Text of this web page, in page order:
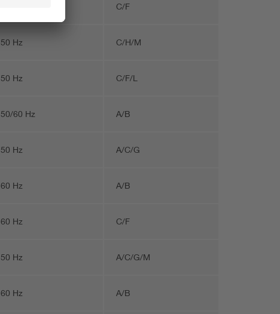
C/F
50 Hz C/H/M
50 Hz C/F/L
50/60 Hz A/B
50 Hz A/C/G
60 Hz A/B
60 Hz C/F
50 Hz A/C/G/M
60 Hz A/B